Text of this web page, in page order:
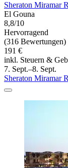
Sheraton Miramar
El Gouna
8,8/10
Hervorragend
(316 Bewertungen)
191 €
inkl. Steuern &
7. Sept.–8. Sept.
Sheraton Miramar